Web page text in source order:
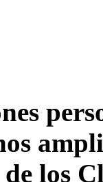
los